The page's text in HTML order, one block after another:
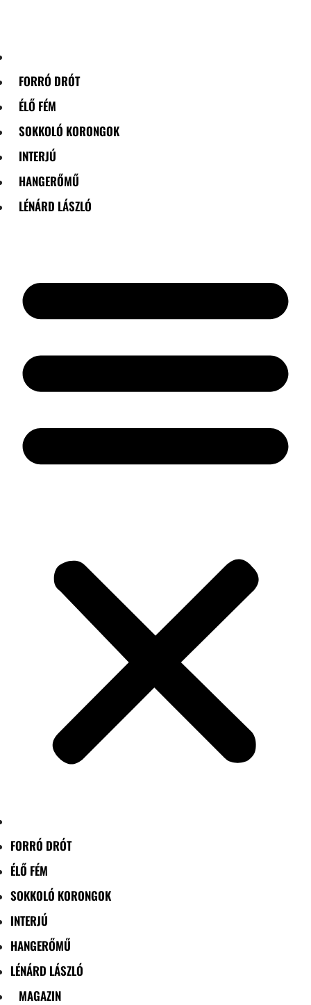
FORRÓ DRÓT
ÉLŐ FÉM
SOKKOLÓ KORONGOK
INTERJÚ
HANGERŐMŰ
LÉNÁRD LÁSZLÓ
FORRÓ DRÓT
ÉLŐ FÉM
SOKKOLÓ KORONGOK
INTERJÚ
HANGERŐMŰ
LÉNÁRD LÁSZLÓ
MAGAZIN